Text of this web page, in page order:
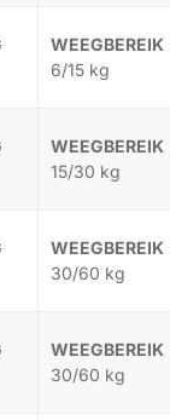
6/15 kg
15/30 kg
30/60 kg
30/60 kg